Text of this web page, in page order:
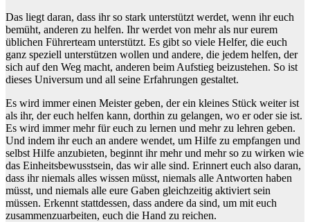
Das liegt daran, dass ihr so stark unterstützt werdet, wenn ihr euch
bemüht, anderen zu helfen. Ihr werdet von mehr als nur eurem
üblichen Führerteam unterstützt. Es gibt so viele Helfer, die euch
ganz speziell unterstützen wollen und andere, die jedem helfen, der
sich auf den Weg macht, anderen beim Aufstieg beizustehen. So ist
dieses Universum und all seine Erfahrungen gestaltet.
Es wird immer einen Meister geben, der ein kleines Stück weiter ist
als ihr, der euch helfen kann, dorthin zu gelangen, wo er oder sie ist.
Es wird immer mehr für euch zu lernen und mehr zu lehren geben.
Und indem ihr euch an andere wendet, um Hilfe zu empfangen und
selbst Hilfe anzubieten, beginnt ihr mehr und mehr so zu wirken wie
das Einheitsbewusstsein, das wir alle sind. Erinnert euch also daran,
dass ihr niemals alles wissen müsst, niemals alle Antworten haben
müsst, und niemals alle eure Gaben gleichzeitig aktiviert sein
müssen. Erkennt stattdessen, dass andere da sind, um mit euch
zusammenzuarbeiten, euch die Hand zu reichen.